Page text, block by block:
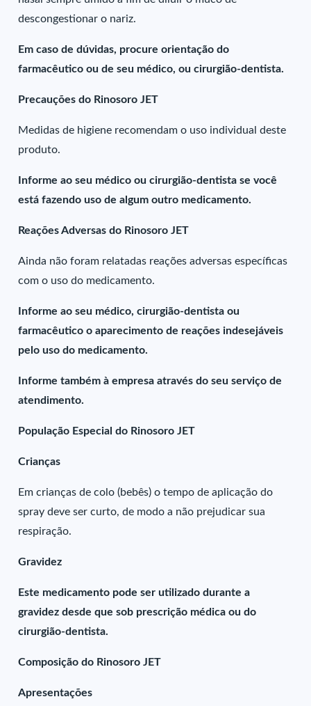
descongestionar o nariz.
Em caso de dúvidas, procure orientação do
farmacêutico ou de seu médico, ou cirurgião-dentista.
Precauções do Rinosoro JET
Medidas de higiene recomendam o uso individual deste
produto.
Informe ao seu médico ou cirurgião-dentista se você
está fazendo uso de algum outro medicamento.
Reações Adversas do Rinosoro JET
Ainda não foram relatadas reações adversas específicas
com o uso do medicamento.
Informe ao seu médico, cirurgião-dentista ou
farmacêutico o aparecimento de reações indesejáveis
pelo uso do medicamento.
Informe também à empresa através do seu serviço de
atendimento.
População Especial do Rinosoro JET
Crianças
Em crianças de colo (bebês) o tempo de aplicação do
spray deve ser curto, de modo a não prejudicar sua
respiração.
Gravidez
Este medicamento pode ser utilizado durante a
gravidez desde que sob prescrição médica ou do
cirurgião-dentista.
Composição do Rinosoro JET
Apresentações